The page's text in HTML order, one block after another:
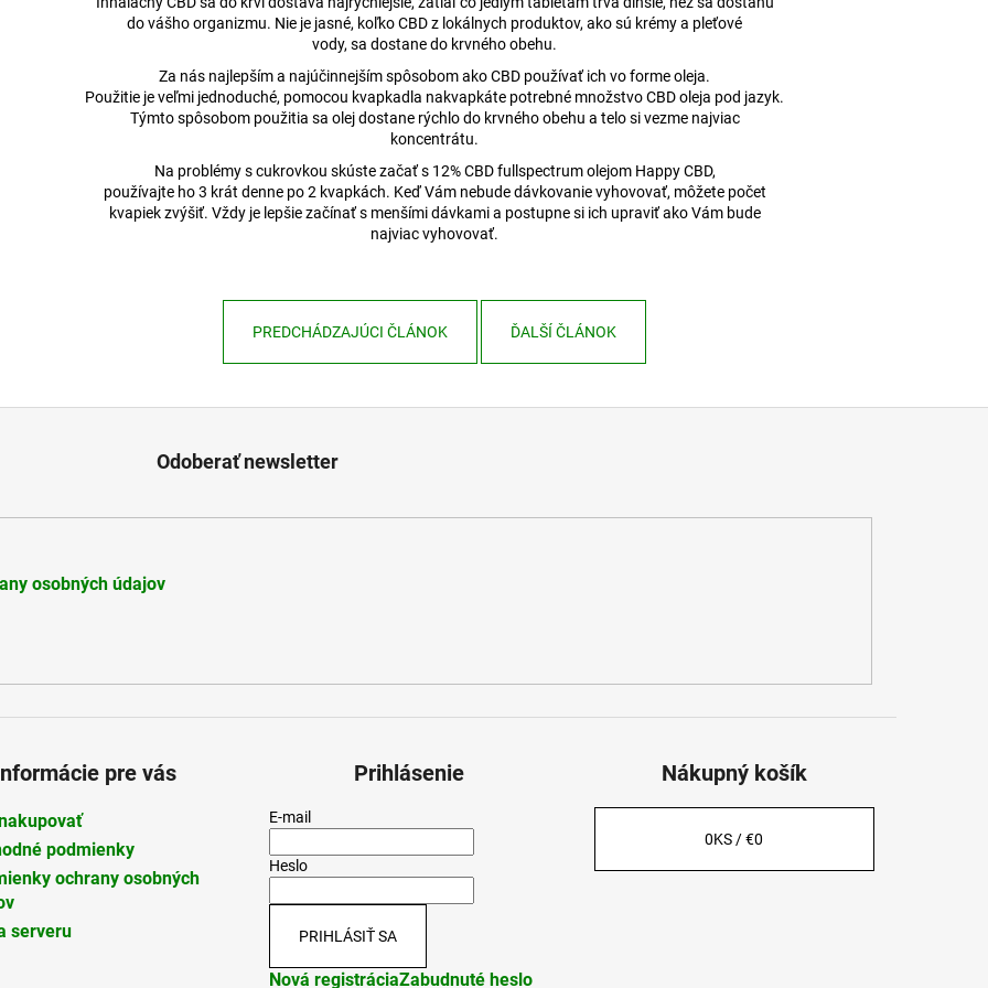
do vášho organizmu. Nie je jasné, koľko CBD z lokálnych produktov, ako sú krémy a pleťové
vody, sa dostane do krvného obehu.
Za nás najlepším a najúčinnejším spôsobom ako CBD používať ich vo forme oleja.
Použitie je veľmi jednoduché, pomocou kvapkadla nakvapkáte potrebné množstvo CBD oleja pod jazyk.
Týmto spôsobom použitia sa olej dostane rýchlo do krvného obehu a telo si vezme najviac
koncentrátu.
Na problémy s cukrovkou skúste začať s 12% CBD fullspectrum olejom Happy CBD,
používajte ho 3 krát denne po 2 kvapkách. Keď Vám nebude dávkovanie vyhovovať, môžete počet
kvapiek zvýšiť. Vždy je lepšie začínať s menšími dávkami a postupne si ich upraviť ako Vám bude
najviac vyhovovať.
PREDCHÁDZAJÚCI ČLÁNOK ĎALŠÍ ČLÁNOK
Odoberať newsletter
osobných údajov
pre vás
podmienky
ochrany osobných
serveru
Prihlásenie
E-mail
Heslo
PRIHLÁSIŤ SA
Nová registráciaZabudnuté heslo
Nákupný košík
0KS /€0